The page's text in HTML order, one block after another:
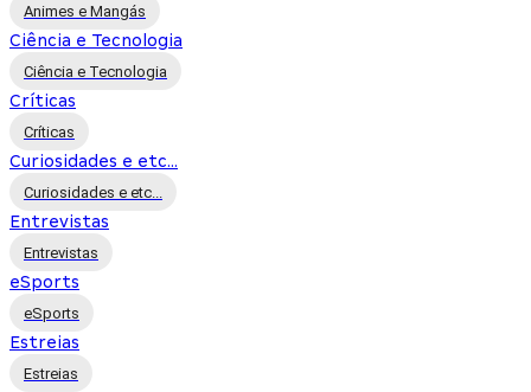
Animes e Mangás
Ciência e Tecnologia
Ciência e Tecnologia
Críticas
Críticas
Curiosidades e etc...
Curiosidades e etc...
Entrevistas
Entrevistas
eSports
eSports
Estreias
Estreias